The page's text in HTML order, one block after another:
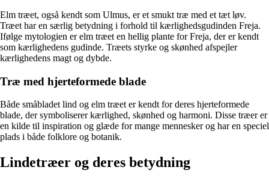
Elm træet, også kendt som Ulmus, er et smukt træ med et tæt løv.
Træet har en særlig betydning i forhold til kærlighedsgudinden Freja.
Ifølge mytologien er elm træet en hellig plante for Freja, der er kendt
som kærlighedens gudinde. Træets styrke og skønhed afspejler
kærlighedens magt og dybde.
Træ med hjerteformede blade
Både småbladet lind og elm træet er kendt for deres hjerteformede
blade, der symboliserer kærlighed, skønhed og harmoni. Disse træer er
en kilde til inspiration og glæde for mange mennesker og har en speciel
plads i både folklore og botanik.
Lindetræer og deres betydning